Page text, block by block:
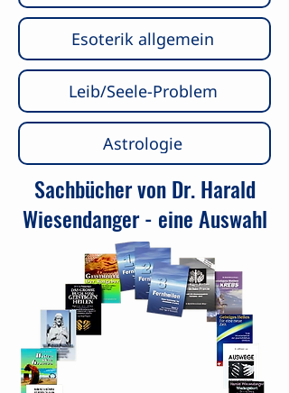
Esoterik allgemein
Leib/Seele-Problem
​Astrologie
Sachbücher von Dr. Harald
Wiesendanger - eine Auswahl